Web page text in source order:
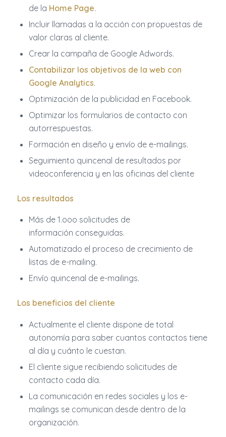
de la Home Page.
Incluir llamadas a la acción con propuestas de
valor claras al cliente.
Crear la campaña de Google Adwords.
Contabilizar los objetivos de la web con
Google Analytics.
Optimización de la publicidad en Facebook.
Optimizar los formularios de contacto con
autorrespuestas.
Formación en diseño y envío de e-mailings.
Seguimiento quincenal de resultados por
videoconferencia y en las oficinas del cliente
Los resultados
Más de 1.ooo solicitudes de
información conseguidas.
Automatizado el proceso de crecimiento de
listas de e-mailing.
Envío quincenal de e-mailings.
Los beneficios del cliente
Actualmente el cliente dispone de total
autonomía para saber cuantos contactos tiene
al día y cuánto le cuestan.
El cliente sigue recibiendo solicitudes de
contacto cada día.
La comunicación en redes sociales y los e-
mailings se comunican desde dentro de la
organización.